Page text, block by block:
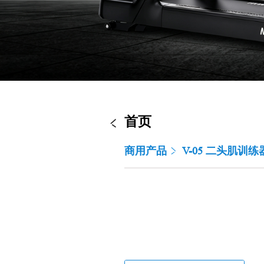
首页
商用产品 V-05 二头肌训练